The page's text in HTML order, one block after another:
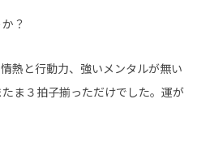
？
熱と行動力、強いメンタルが無い
ま３拍子揃っただけでした。運が